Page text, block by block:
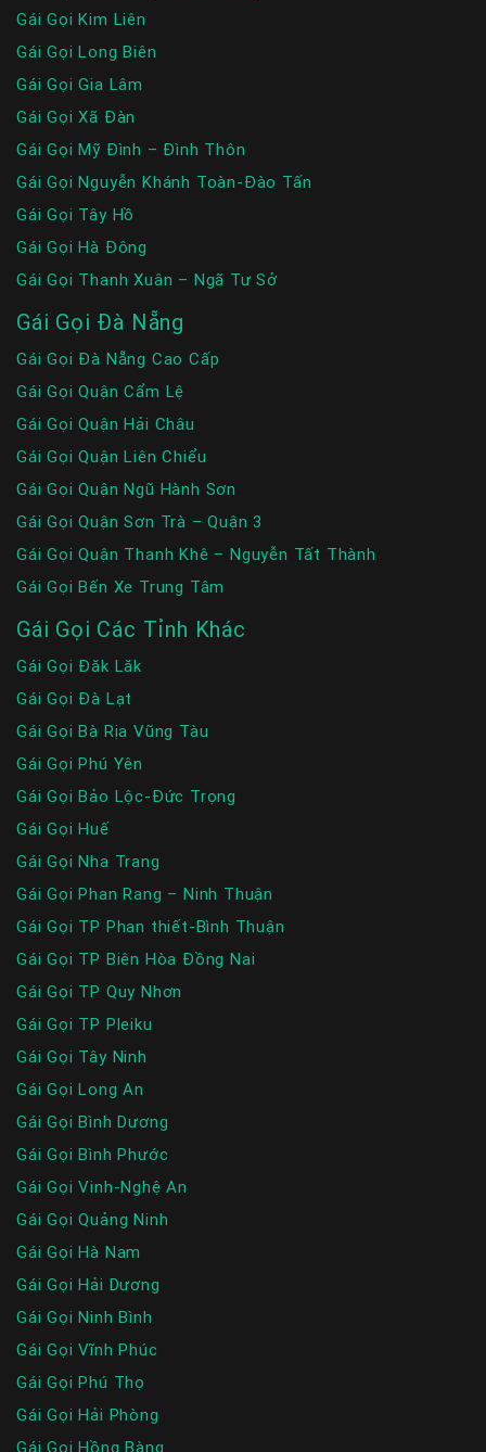
Gái Gọi Kim Liên
Gái Gọi Long Biên
Gái Gọi Gia Lâm
Gái Gọi Xã Đàn
Gái Gọi Mỹ Đình – Đình Thôn
Gái Gọi Nguyễn Khánh Toàn-Đào Tấn
Gái Gọi Tây Hồ
Gái Gọi Hà Đông
Gái Gọi Thanh Xuân – Ngã Tư Sở
Gái Gọi Đà Nẵng
Gái Gọi Đà Nẵng Cao Cấp
Gái Gọi Quận Cẩm Lệ
Gái Gọi Quận Hải Châu
Gái Gọi Quận Liên Chiểu
Gái Gọi Quận Ngũ Hành Sơn
Gái Gọi Quận Sơn Trà – Quận 3
Gái Gọi Quận Thanh Khê – Nguyễn Tất Thành
Gái Gọi Bến Xe Trung Tâm
Gái Gọi Các Tỉnh Khác
Gái Gọi Đăk Lăk
Gái Gọi Đà Lạt
Gái Gọi Bà Rịa Vũng Tàu
Gái Gọi Phú Yên
Gái Gọi Bảo Lộc-Đức Trọng
Gái Gọi Huế
Gái Gọi Nha Trang
Gái Gọi Phan Rang – Ninh Thuận
Gái Gọi TP Phan thiết-Bình Thuận
Gái Gọi TP Biên Hòa Đồng Nai
Gái Gọi TP Quy Nhơn
Gái Gọi TP Pleiku
Gái Gọi Tây Ninh
Gái Gọi Long An
Gái Gọi Bình Dương
Gái Gọi Bình Phước
Gái Gọi Vinh-Nghệ An
Gái Gọi Quảng Ninh
Gái Gọi Hà Nam
Gái Gọi Hải Dương
Gái Gọi Ninh Bình
Gái Gọi Vĩnh Phúc
Gái Gọi Phú Thọ
Gái Gọi Hải Phòng
Gái Gọi Hồng Bàng